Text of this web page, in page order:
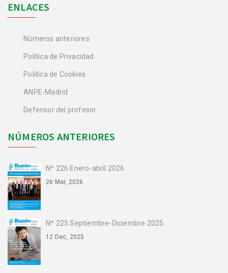
ENLACES
Números anteriores
Política de Privacidad
Política de Cookies
ANPE-Madrid
Defensor del profesor
NÚMEROS ANTERIORES
Nº 226 Enero-abril 2026
26 Mar, 2026
Nº 225 Septiembre-Diciembre 2025
12 Dec, 2025